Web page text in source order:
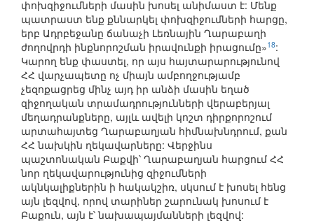
փոխզիջումների մասին խոսել անիմաստ է: Մենք
պատրաստ ենք քննարկել փոխզիջումների հարցը,
երբ Ադրբեջանը ճանաչի Լեռնային Ղարաբաղի
ժողովրդի ինքնորոշման իրավունքի իրացումը»18:
Կարող ենք փաստել, որ այս հայտարարությունով
ՀՀ վարչապետը ոչ միայն ամբողջությամբ
չեզոքացրեց մինչ այդ իր անձի մասին եղած
զիջողական տրամադրությունների վերաբերյալ
մեղադրանքները, այլև ավելի կոշտ դիրքորոշում
արտահայտեց Ղարաբաղյան հիմնախնդրում, քան
ՀՀ նախկին ղեկավարները: Վերջինս
պաշտոնական Բաքվի՝ Ղարաբաղյան հարցում ՀՀ
նոր ղեկավարությունից զիջումների
ակնկալիքներին ի հակակշիռ, սկսում է խոսել հենց
այն լեզվով, որով տարիներ շարունակ խոսում է
Բաքուն, այն է՝ նախապայմանների լեզվով: